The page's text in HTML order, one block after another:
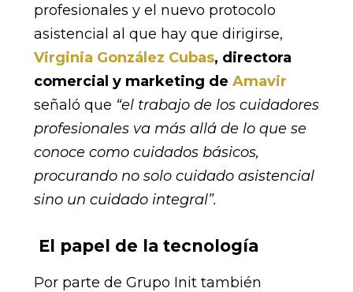
profesionales y el nuevo protocolo
asistencial al que hay que dirigirse,
Virginia González Cubas, directora
comercial y marketing de Amavir
señaló que “el trabajo de los cuidadores
profesionales va más allá de lo que se
conoce como cuidados básicos,
procurando no solo cuidado asistencial
sino un cuidado integral”.
El papel de la tecnología
Por parte de Grupo Init también